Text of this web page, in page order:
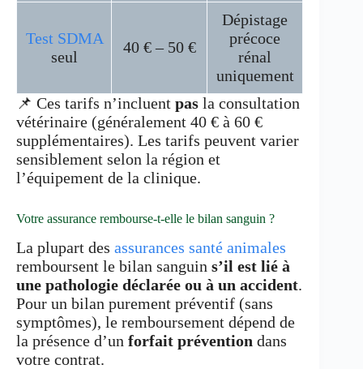
Test SDMA
seul
40 € – 50 €
Dépistage
précoce
rénal
uniquement
📌 Ces tarifs n’incluent pas la consultation
vétérinaire (généralement 40 € à 60 €
supplémentaires). Les tarifs peuvent varier
sensiblement selon la région et
l’équipement de la clinique.
Votre assurance rembourse-t-elle le bilan sanguin ?
La plupart des assurances santé animales
remboursent le bilan sanguin s’il est lié à
une pathologie déclarée ou à un accident.
Pour un bilan purement préventif (sans
symptômes), le remboursement dépend de
la présence d’un forfait prévention dans
votre contrat.